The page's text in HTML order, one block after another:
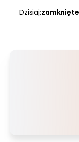
Dzisiaj:zamknięte